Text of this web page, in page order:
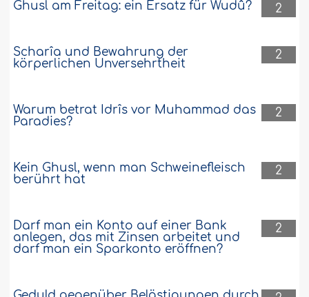
2
Ghusl am Freitag: ein Ersatz für Wudû?
2
Scharîa und Bewahrung der
körperlichen Unversehrtheit
2
Warum betrat Idrîs vor Muhammad das
Paradies?
2
Kein Ghusl, wenn man Schweinefleisch
berührt hat
2
Darf man ein Konto auf einer Bank
anlegen, das mit Zinsen arbeitet und
darf man ein Sparkonto eröffnen?